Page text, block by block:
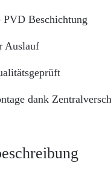
Beschichtung
Auslauf
dank